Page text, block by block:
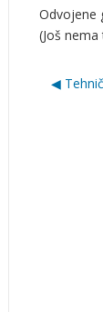
Odvojene
(Još
◀︎